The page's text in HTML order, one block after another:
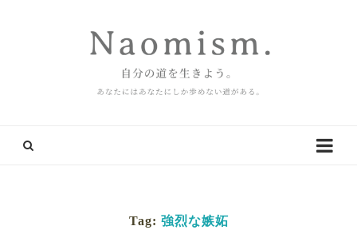
Tag: 強烈な嫉妬